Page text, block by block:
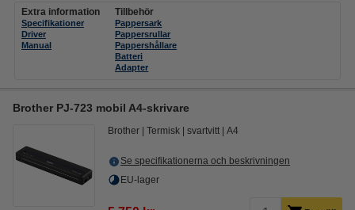
Extra information
Specifikationer
Driver
Manual
Tillbehör
Pappersark
Pappersrullar
Pappershållare
Batteri
Adapter
Brother PJ-723 mobil A4-skrivare
Brother Termisk svartvitt A4
Se specifikationerna och beskrivningen
EU-lager